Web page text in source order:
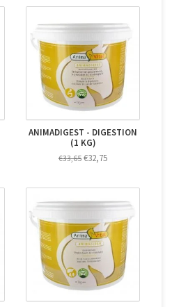
ANIMADIGEST - DIGESTION
(1 KG)
€33,65 €32,75